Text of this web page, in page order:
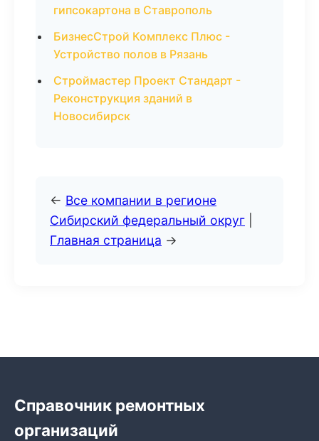
гипсокартона в Ставрополь
БизнесСтрой Комплекс Плюс -
Устройство полов в Рязань
Строймастер Проект Стандарт -
Реконструкция зданий в
Новосибирск
← Все компании в регионе
Сибирский федеральный округ
Главная страница →
Справочник ремонтных
организаций